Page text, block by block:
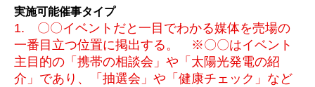
実施可能催事タイプ
1. 〇〇イベントだと一目でわかる媒体を売場の
一番目立つ位置に掲出する。 ※〇〇はイベント
主目的の「携帯の相談会」や「太陽光発電の紹
介」であり、「抽選会」や「健康チェック」など